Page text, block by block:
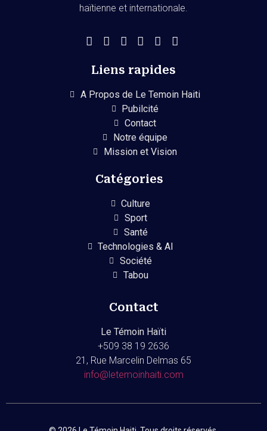
haïtienne et internationale.
Liens rapides
A Propos de Le Temoin Haiti
Pubilcité
Contact
Notre équipe
Mission et Vision
Catégories
Culture
Sport
Santé
Technologies & AI
Société
Tabou
Contact
Le Témoin Haïti
+509 38 19 2636
21, Rue Marcelin Delmas 65
info@letemoinhaiti.com